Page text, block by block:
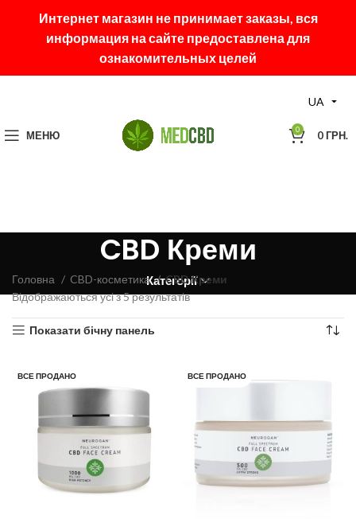
Интернет магазин не принимает заказы, вся
информация на сайте предоставлена для
ознакомительных целей
UA
МЕНЮ 0 0ГРН.
CBD Креми
Категорії
Головна CBD-косметика
CBD Креми
Відображаються усі з 5 результатів
Показати бічну панель
ВСЕ ПРОДАНО ВСЕ ПРОДАНО